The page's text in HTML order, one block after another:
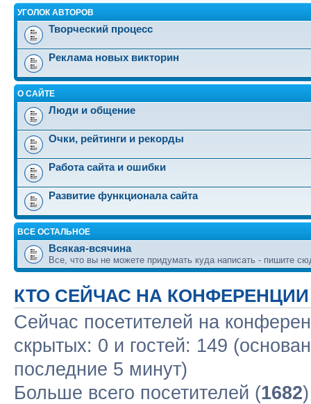
УГОЛОК АВТОРОВ
Творческий процесс
Реклама новых викторин
О САЙТЕ
Люди и общение
Очки, рейтинги и рекорды
Работа сайта и ошибки
Развитие функционала сайта
ВСЕ ОСТАЛЬНОЕ
Всякая-всячина
Все, что вы не можете придумать куда написать - пишите
КТО СЕЙЧАС НА КОНФЕРЕНЦИИ
Сейчас посетителей на
скрытых: 0 и гостей: 149
последние 5 минут)
Больше всего посетителей (1682